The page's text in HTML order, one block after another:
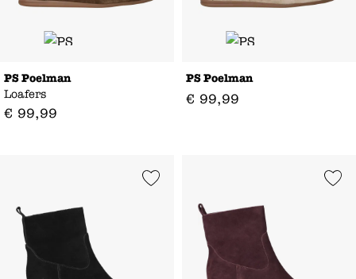
PS Poelman
Loafers
€ 99,99
PS Poelman
€ 99,99
Add to Wishlist Add to